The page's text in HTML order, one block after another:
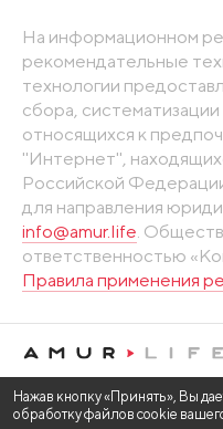
На информационном
рекомендательные
технологии
сбора, систематизации
относящихся к
"Интернет",
Российской
для направления
info@amur.life .
ответственностью
Правила применения
Нажав кнопку «Принять», Вы
обработку файлов cookie